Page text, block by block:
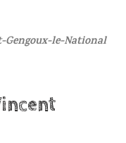
le-National